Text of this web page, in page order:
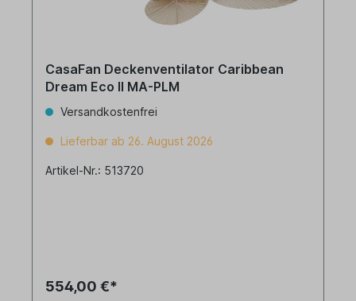
CasaFan Deckenventilator Caribbean
Dream Eco II MA-PLM
Versandkostenfrei
Lieferbar ab 26. August 2026
Artikel-Nr.: 513720
554,00 €*